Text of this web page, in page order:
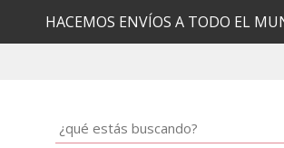
HACEMOS ENVÍOS A TODO EL